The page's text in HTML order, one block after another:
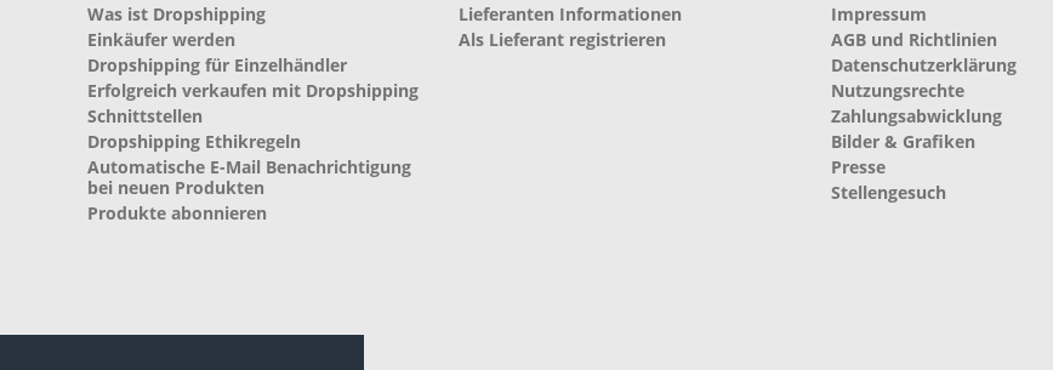
Was ist Dropshipping
Einkäufer werden
Dropshipping für Einzelhändler
Erfolgreich verkaufen mit Dropshipping
Schnittstellen
Dropshipping Ethikregeln
Automatische E-Mail Benachrichtigung
bei neuen Produkten
Produkte abonnieren
Lieferanten Informationen
Als Lieferant registrieren
Impressum
AGB und Richtlinien
Datenschutzerklärung
Nutzungsrechte
Zahlungsabwicklung
Bilder & Grafiken
Presse
Stellengesuch